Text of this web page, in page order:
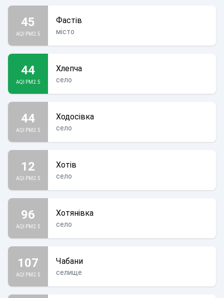
45
AQI PM2.5
Фастів
місто
44
AQI PM2.5
Хлепча
село
44
AQI PM2.5
Ходосівка
село
12
AQI PM2.5
Хотів
село
96
AQI PM2.5
Хотянівка
село
107
AQI PM2.5
Чабани
селище